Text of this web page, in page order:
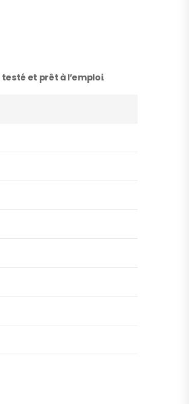
testé et prêt à l’emploi.